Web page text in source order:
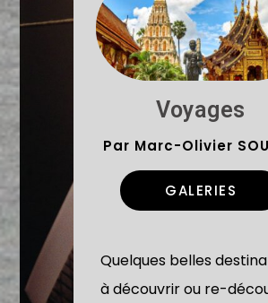
Voyages
Par Marc-Olivier
GALERIES
Quelques belles
à découvrir ou re-